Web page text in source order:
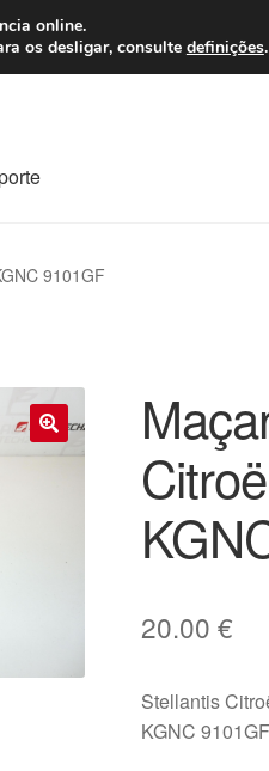
Seg-Sex,
9101GF
20.00 €
Stellantis
KGNC 9101GF
online.
os desligar, consulte definições.